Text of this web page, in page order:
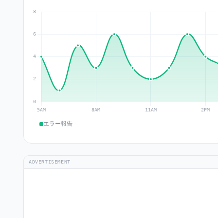
エラー報告
ADVERTISEMENT